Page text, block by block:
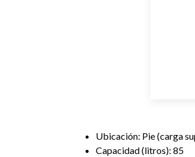
Ubicación: Pie (carga
Capacidad (litros): 85